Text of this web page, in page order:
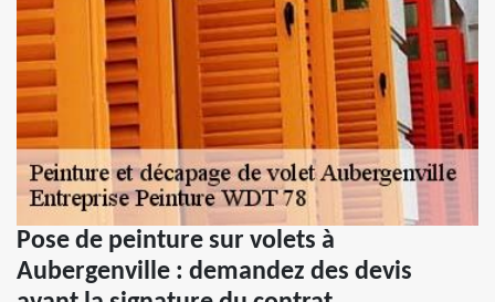
Pose de peinture sur volets à
Aubergenville : demandez des devis